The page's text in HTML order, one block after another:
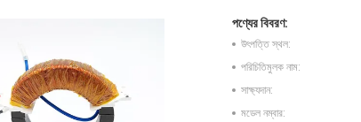
পণ্যের বিবরণ:
উৎপত্তি স্থল:
পরিচিতিমুলক নাম:
সাক্ষ্যদান:
মডেল নম্বার: